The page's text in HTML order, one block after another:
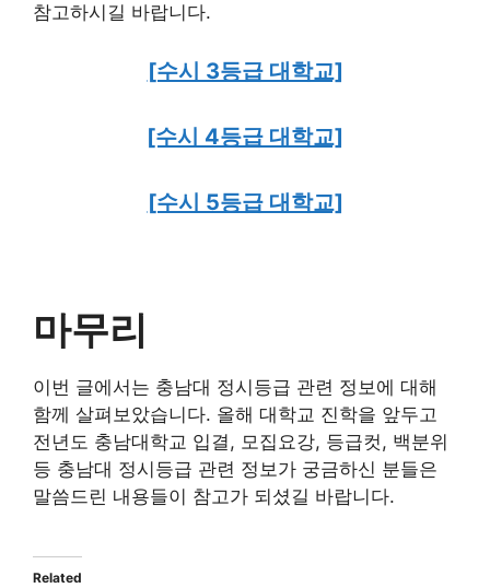
참고하시길 바랍니다.
[수시 3등급 대학교]
[수시 4등급 대학교]
[수시 5등급 대학교]
마무리
이번 글에서는 충남대 정시등급 관련 정보에 대해
함께 살펴보았습니다. 올해 대학교 진학을 앞두고
전년도 충남대학교 입결, 모집요강, 등급컷, 백분위
등 충남대 정시등급 관련 정보가 궁금하신 분들은
말씀드린 내용들이 참고가 되셨길 바랍니다.
Related